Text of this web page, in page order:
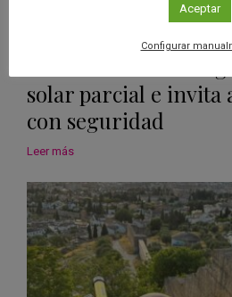
solar parcial e
con seguridad
Leer más
Aceptar
Configurar